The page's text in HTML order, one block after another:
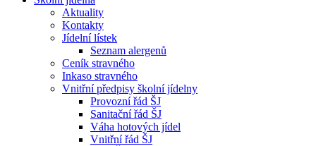
Aktuality
Kontakty
Jídelní lístek
Seznam alergenů
Ceník stravného
Inkaso stravného
Vnitřní předpisy školní jídelny
Provozní řád ŠJ
Sanitační řád ŠJ
Váha hotových jídel
Vnitřní řád ŠJ